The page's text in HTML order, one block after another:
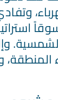
الشمسية.